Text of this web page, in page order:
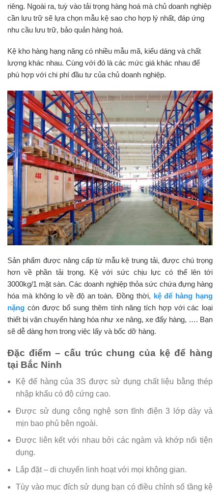
riêng. Ngoài ra, tuỳ vào tải trọng hàng hoá mà chủ doanh nghiệp
cần lưu trữ sẽ lựa chọn mẫu kệ sao cho hợp lý nhất, đáp ứng
nhu cầu lưu trữ, bảo quản hàng hoá.
Kệ kho hàng hạng năng có nhiều mẫu mã, kiểu dáng và chất
lượng khác nhau. Cùng với đó là các mức giá khác nhau để
phù hợp với chi phí đầu tư của chủ doanh nghiệp.
Sản phẩm được nâng cấp từ mẫu kệ trung tải, được chú trọng
hơn về phần tải trọng. Kệ với sức chịu lực có thể lên tới
3000kg/1 mặt sàn. Các doanh nghiệp thỏa sức chứa đựng hàng
hóa mà không lo về độ an toàn. Đồng thời, kệ để hàng hạng
nặng còn được bổ sung thêm tính năng tích hợp với các loại
thiết bị vận chuyển hàng hóa như xe nâng, xe đẩy hàng, …. Bạn
sẽ dễ dàng hơn trong việc lấy và bốc dỡ hàng.
Đặc điểm – cấu trúc chung của kệ để hàng
tại Bắc Ninh
Kệ để hàng của 3S được sử dụng chất liệu bằng thép
nhập khẩu có độ cứng cao.
Được sử dụng công nghệ sơn tĩnh điện 3 lớp dày và
mịn bao phủ bên ngoài.
Được liên kết với nhau bởi các ngàm và khớp nối tiện
dụng.
Lắp đặt – di chuyển linh hoạt với mọi không gian.
Tùy vào mục đích sử dụng bạn có điều chỉnh số tầng kệ